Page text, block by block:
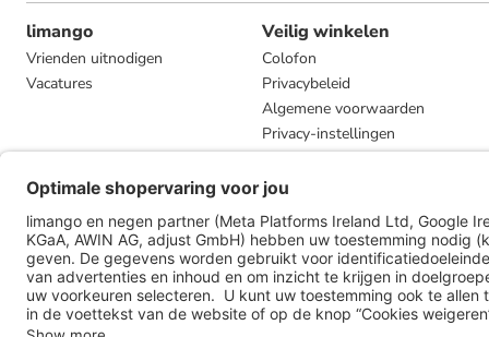
limango
Vrienden uitnodigen
Vacatures
Veilig winkelen
Colofon
Privacybeleid
Algemene voorwaarden
Privacy-instellingen
Compliance